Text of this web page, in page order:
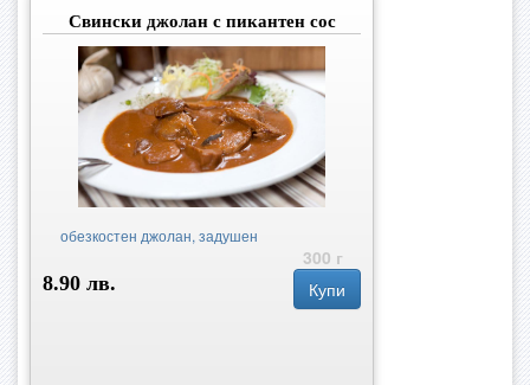
Свински джолан с пикантен сос
обезкостен джолан, задушен
300 г
8.90 лв.
Купи